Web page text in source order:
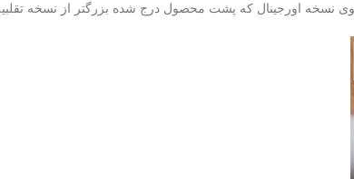
نسخه اورجینال که پشت محصول درج شده بزرگتر از نسخه